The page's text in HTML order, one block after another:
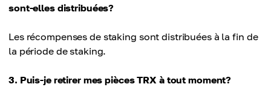
sont-elles distribuées?
Les récompenses de staking sont distribuées à la fin de
la période de staking.
3. Puis-je retirer mes pièces TRX à tout moment?